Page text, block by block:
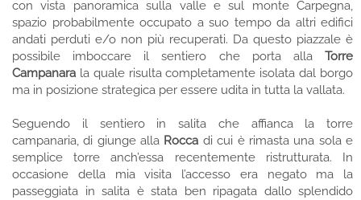
con vista panoramica sulla valle e sul monte Carpegna,
spazio probabilmente occupato a suo tempo da altri edifici
andati perduti e/o non più recuperati. Da questo piazzale è
possibile imboccare il sentiero che porta alla Torre
Campanara la quale risulta completamente isolata dal borgo
ma in posizione strategica per essere udita in tutta la vallata.
Seguendo il sentiero in salita che affianca la torre
campanaria, di giunge alla Rocca di cui è rimasta una sola e
semplice torre anch’essa recentemente ristrutturata. In
occasione della mia visita l’accesso era negato ma la
passeggiata in salita è stata ben ripagata dallo splendido